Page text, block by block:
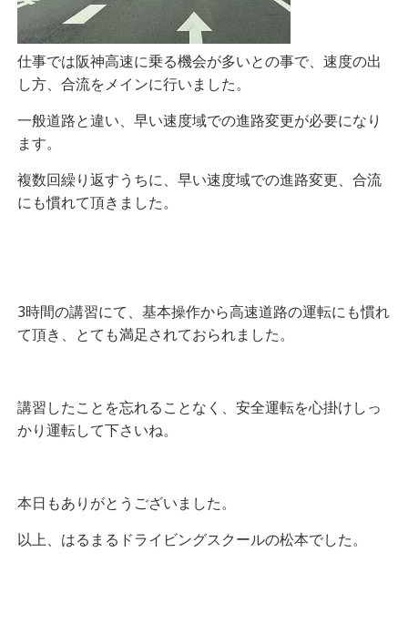
仕事では阪神高速に乗る機会が多いとの事で、速度の出
し方、合流をメインに行いました。
一般道路と違い、早い速度域での進路変更が必要になり
ます。
複数回繰り返すうちに、早い速度域での進路変更、合流
にも慣れて頂きました。
3時間の講習にて、基本操作から高速道路の運転にも慣れ
て頂き、とても満足されておられました。
講習したことを忘れることなく、安全運転を心掛けしっ
かり運転して下さいね。
本日もありがとうございました。
以上、はるまるドライビングスクールの松本でした。